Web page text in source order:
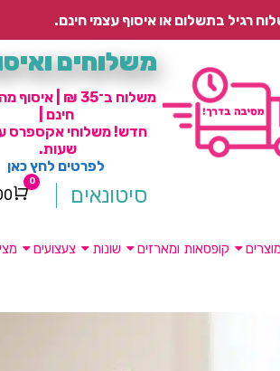
משלוחים
משלוח ב־35 ₪ |
חינם |
שעות.
לפרטים לחץ כאן
סיטונאים
0
קופסאות ומארזים שונות צעצועים